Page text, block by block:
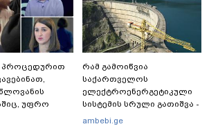
პროცედურით
უფრო
ძნელი
რამ გამოიწვია
საქართველოს
ელექტროენერგეტიკული
სისტემის სრული გათიშვა -
რას ამბობს სემეკ-ის
ambebi.ge